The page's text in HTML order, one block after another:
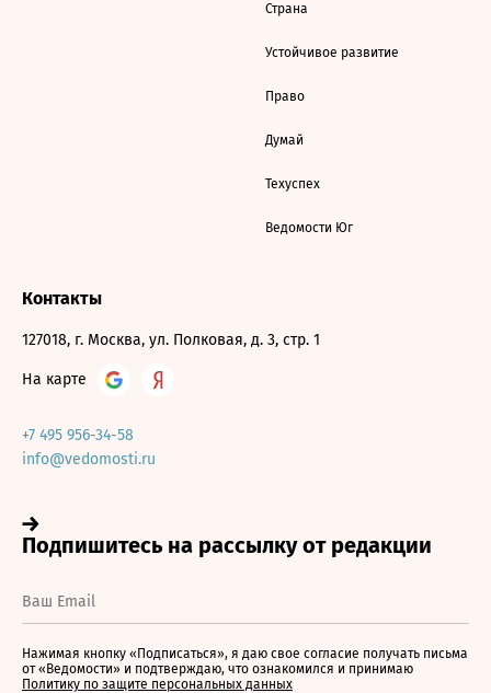
Страна
Устойчивое развитие
Право
Думай
Техуспех
Ведомости Юг
Контакты
127018, г. Москва, ул. Полковая, д. 3, стр. 1
На карте
+7 495 956-34-58
info@vedomosti.ru
Нажимая кнопку «Подписаться», я даю свое согласие получать письма
от «Ведомости» и подтверждаю, что ознакомился и принимаю
Политику по защите персональных данных